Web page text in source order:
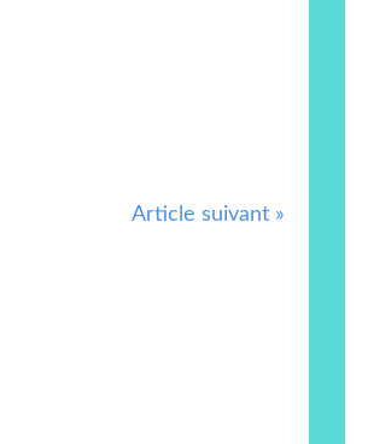
Article suivant »